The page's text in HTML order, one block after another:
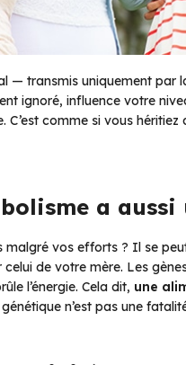
— transmis uniquement par
ignoré, influence votre
C’est comme si vous
a
malgré vos efforts ? Il se
de votre mère. Les
l’énergie. Cela dit, une
n’est pas une